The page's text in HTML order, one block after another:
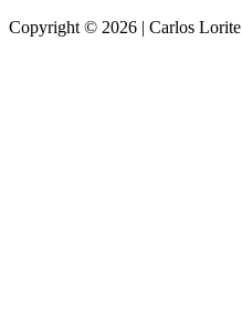
Copyright © 2026 | Carlos Lorite